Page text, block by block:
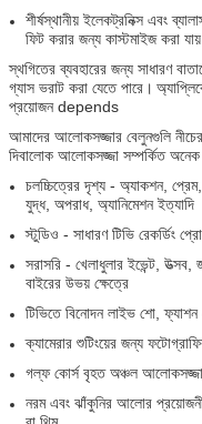
শীর্ষস্থানীয় ইলেকট্রনিক্স এবং
ফিট করার জন্য কাস্টমাইজ করা
স্থগিতের ব্যবহারের জন্য সাধারণ
গ্যাস ভরাট করা যেতে পারে।
প্রয়োজন depends
আমাদের আলোকসজ্জার বেলুনগুলি
দিবালোক আলোকসজ্জা সম্পর্কিত অনেক
চলচ্চিত্রের দৃশ্য - অ্যাকশন, প্রেম,
যুদ্ধ, অপরাধ, অ্যানিমেশন ইত্যাদি
স্টুডিও - সাধারণ টিভি রেকর্ডিং
সরাসরি - খেলাধুলার ইভেন্ট,
বাইরের উভয় ক্ষেত্রে
টিভিতে বিনোদন লাইভ শো, ফ্যাশন
ক্যামেরার শুটিংয়ের জন্য
গল্ফ কোর্স বৃহত অঞ্চল
নরম এবং ঝাঁকুনির আলোর